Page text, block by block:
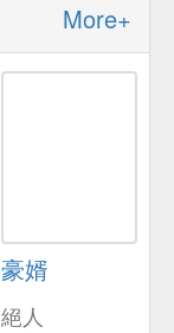
More+
夏
豪婿
絕人